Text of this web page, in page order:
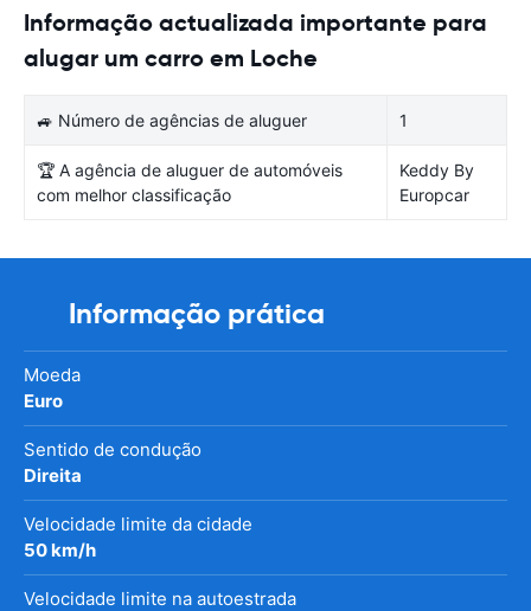
Informação actualizada importante para
alugar um carro em Loche
🚙 Número de agências de aluguer 1
🏆 A agência de aluguer de automóveis
com melhor classificação
Keddy By
Europcar
Informação prática
Moeda
Euro
Sentido de condução
Direita
Velocidade limite da cidade
50 km/h
Velocidade limite na autoestrada